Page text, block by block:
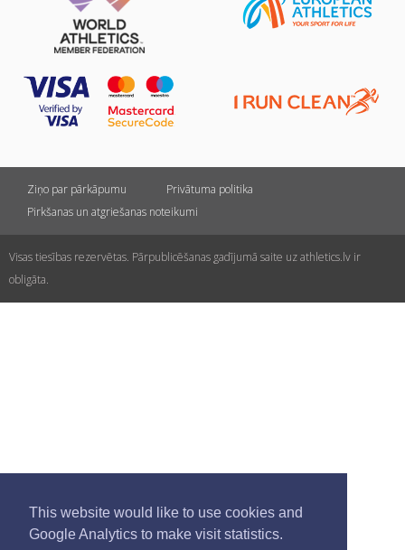
This website would like to use cookies and
Google Analytics to make visit statistics.
Ziņo par pārkāpumu
Privātuma politika
Pirkšanas un atgriešanas noteikumi
Visas tiesības rezervētas. Pārpublicēšanas gadījumā saite uz athletics.lv ir
obligāta.